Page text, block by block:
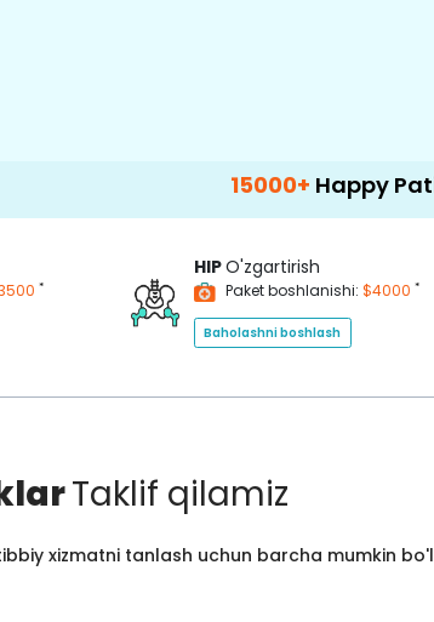
Happy Patients
*
HIPO'zgartirish
Paket boshlanishi: $4000 *
Baholashni boshlash
Taklif qilamiz
xizmatni tanlash uchun barcha mumkin